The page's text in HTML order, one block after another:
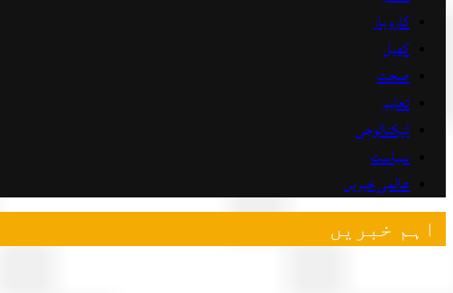
کاروبار
کھیل
صحت
تعلیم
ٹیکنالوجی
سیاست
عالمی خبریں
اہم خبریں